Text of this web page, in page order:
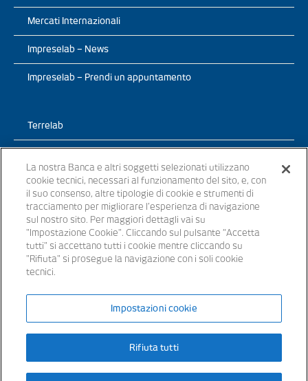
Mercati Internazionali
Impreselab – News
Impreselab – Prendi un appuntamento
Terrelab
TerreLab – News
TerreLab – prendi un appuntamento
Banche appartenenti al Gruppo Bancario Banca Popolare del Lazio –
P.IVA 15854861000 – iscritta all’ Albo dei Gruppi Bancari al n. 5104
La nostra Banca e altri soggetti selezionati utilizzano
cookie tecnici, necessari al funzionamento del sito, e, con
il suo consenso, altre tipologie di cookie e strumenti di
tracciamento per migliorare l’esperienza di navigazione
sul nostro sito. Per maggiori dettagli vai su
"Impostazione Cookie". Cliccando sul pulsante “Accetta
tutti" si accettano tutti i cookie mentre cliccando su
"Rifiuta" si prosegue la navigazione con i soli cookie
tecnici.
Impostazioni cookie
Rifiuta tutti